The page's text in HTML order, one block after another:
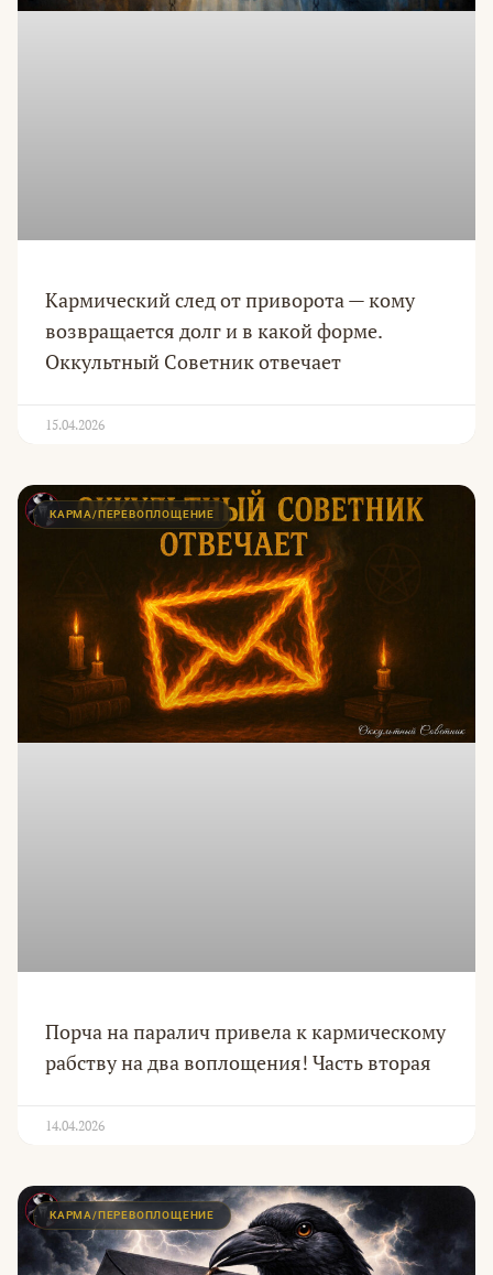
Кармический след от приворота — кому
возвращается долг и в какой форме.
Оккультный Советник отвечает
15.04.2026
КАРМА/ПЕРЕВОПЛОЩЕНИЕ
Порча на паралич привела к кармическому
рабству на два воплощения! Часть вторая
14.04.2026
КАРМА/ПЕРЕВОПЛОЩЕНИЕ